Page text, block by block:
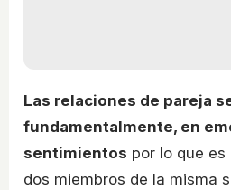
Las relaciones de pareja
fundamentalmente, en
sentimientos por lo que
dos miembros de la misma